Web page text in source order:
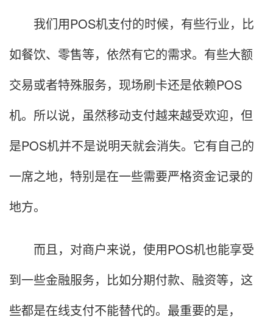
我们用POS机支付的时候，有些行业，比
如餐饮、零售等，依然有它的需求。有些大额
交易或者特殊服务，现场刷卡还是依赖POS
机。所以说，虽然移动支付越来越受欢迎，但
是POS机并不是说明天就会消失。它有自己的
一席之地，特别是在一些需要严格资金记录的
地方。
而且，对商户来说，使用POS机也能享受
到一些金融服务，比如分期付款、融资等，这
些都是在线支付不能替代的。最重要的是，